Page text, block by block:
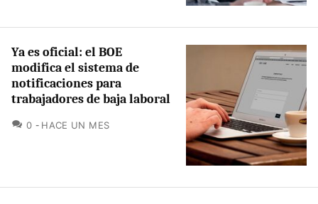
Ya es oficial: el BOE
modifica el sistema de
notificaciones para
trabajadores de baja laboral
0 COMENTARIOS
HACE UN MES